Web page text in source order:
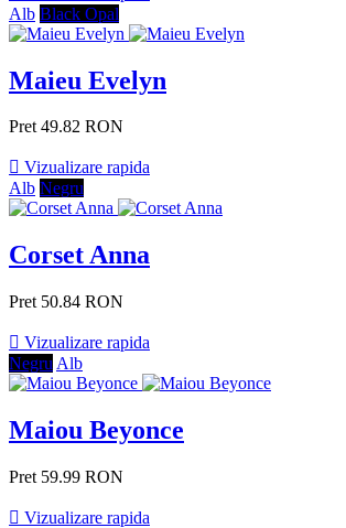
Alb Black Opal
Maieu Evelyn
Pret 49.82 RON
 Vizualizare rapida
Alb Negru
Corset Anna
Pret 50.84 RON
 Vizualizare rapida
Negru Alb
Maiou Beyonce
Pret 59.99 RON
 Vizualizare rapida